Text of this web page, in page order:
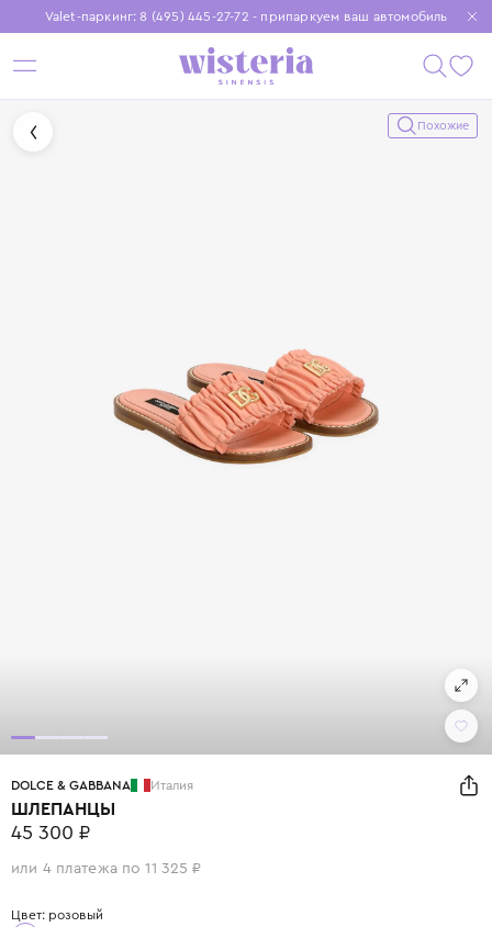
Valet-паркинг: 8 (495) 445-27-72 - припаркуем ваш автомобиль
Бесплатная доставка при заказе от 15 000 ₽
Установите приложение, чтобы покупки были еще удобнее
Похожие
DOLCE & GABBANA Италия
ШЛЕПАНЦЫ
45 300 ₽
или 4 платежа по 11 325 ₽
Цвет: розовый